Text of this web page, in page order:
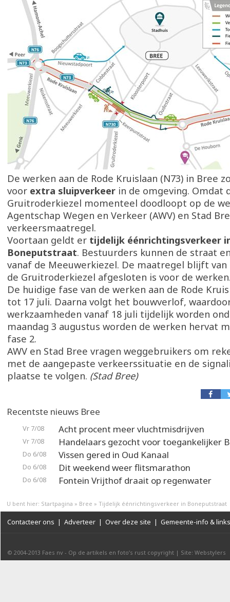
De werken aan de Rode Kruislaan (N73) in Bree
voor extra sluipverkeer in de omgeving. Omdat
Gruitroderkiezel momenteel doodloopt op de
Agentschap Wegen en Verkeer (AWV) en Stad
verkeersmaatregel.
Voortaan geldt er tijdelijk éénrichtingsverkeer
Boneputstraat. Bestuurders kunnen de straat
vanaf de Meeuwerkiezel. De maatregel blijft van
de Gruitroderkiezel afgesloten is voor de
De huidige fase van de werken aan de Rode
tot 17 juli. Daarna volgt het bouwverlof,
werkzaamheden vanaf 18 juli tijdelijk worden
maandag 3 augustus worden de werken hervat
fase 2.
AWV en Stad Bree vragen weggebruikers om
met de aangepaste verkeerssituatie en de
plaatse te volgen. (Stad Bree)
Recentste nieuws Bree
Vr 7/08 Acht procent meer vluchtmisdrijven
Vr 7/08 Handelaars gezocht voor toegankelijker
Do 6/08 Vissen gered in Oud Kanaal
Do 6/08 Dit weekend weer flitsmarathon
Do 6/08 Fontein Vrijthof draait op regenwater
U bent hier: Startpagina » Bree » Tijdelijk éénrichtingsverkeer in Boneputstraat
Contacteer ons | Adverteer | Over deze site | Gemeente-info & links
© 2004-2013 Faes nv - Op de artikels en foto’s rust copyright | Site: Webstylers